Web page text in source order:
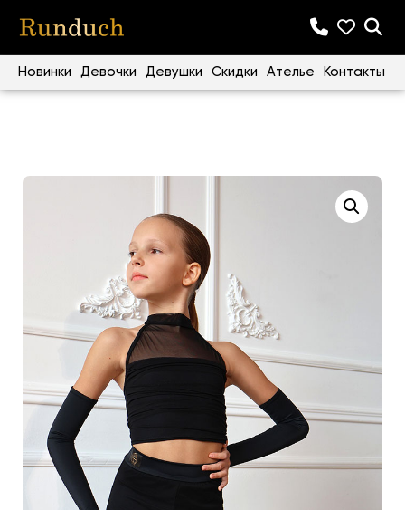
Новинки Девочки Девушки Скидки Ателье Контакты